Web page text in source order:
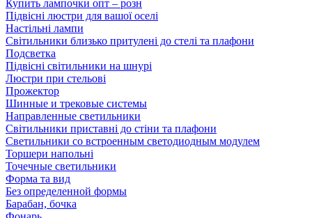
Купить лампочки опт – розн
Підвісні люстри для вашої оселі
Настільні лампи
Світильники близько притулені до стелі та плафони
Подсветка
Підвісні світильники на шнурі
Люстри при стельові
Прожектор
Шинные и трековые системы
Направленные светильники
Світильники приставні до стіни та плафони
Светильники со встроенным светодиодным модулем
Торшери напольні
Точечные светильники
Форма та вид
Без определенной формы
Барабан, бочка